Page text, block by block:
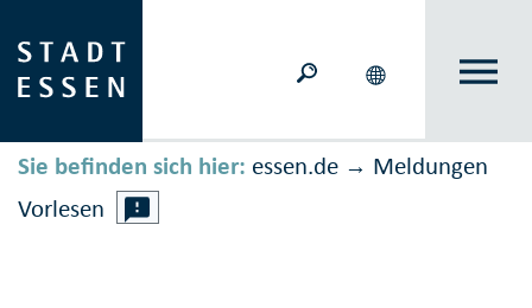
Sie befinden sich hier: essen.de → Meldungen
Vorlesen